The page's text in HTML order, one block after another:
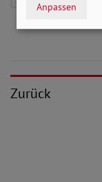
Zurück
Anpassen